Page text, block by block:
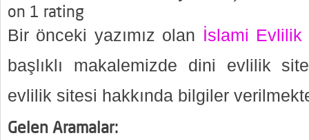
on 1 rating
Bir önceki yazımız olan İslami
başlıklı makalemizde dini evlilik
evlilik sitesi hakkında bilgiler
Gelen Aramalar: